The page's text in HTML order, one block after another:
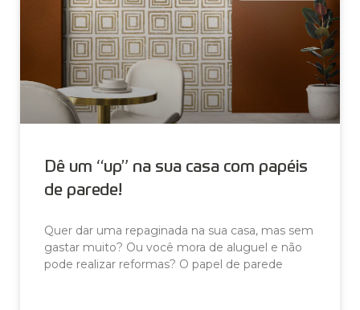
Dê um “up” na sua casa com papéis
de parede!
Quer dar uma repaginada na sua casa, mas sem
gastar muito? Ou você mora de aluguel e não
pode realizar reformas? O papel de parede